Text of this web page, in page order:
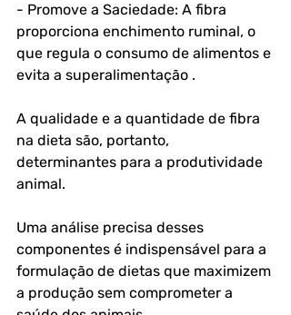
- Promove a Saciedade: A fibra
proporciona enchimento ruminal, o
que regula o consumo de alimentos e
evita a superalimentação .
A qualidade e a quantidade de fibra
na dieta são, portanto,
determinantes para a produtividade
animal.
Uma análise precisa desses
componentes é indispensável para a
formulação de dietas que maximizem
a produção sem comprometer a